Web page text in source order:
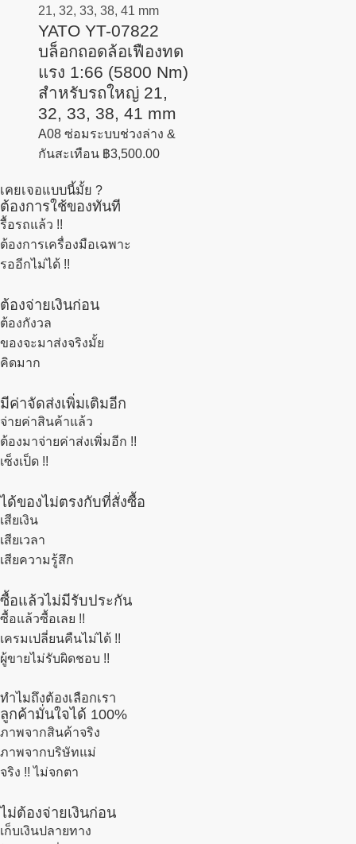
YATO YT-07822
บล็อกถอดล้อเฟืองทด
แรง 1:66 (5800 Nm)
สำหรับรถใหญ่ 21,
32, 33, 38, 41 mm
A08 ซ่อมระบบช่วงล่าง &
กันสะเทือน ฿3,500.00
เคยเจอแบบนี้มั้ย ?
ต้องการใช้ของทันที
รื้อรถแล้ว !!
ต้องการเครื่องมือเฉพาะ
รออีกไม่ได้ !!
ต้องจ่ายเงินก่อน
ต้องกังวล
ของจะมาส่งจริงมั้ย
คิดมาก
มีค่าจัดส่งเพิ่มเติมอีก
จ่ายค่าสินค้าแล้ว
ต้องมาจ่ายค่าส่งเพิ่มอีก !!
เซ็งเป็ด !!
ได้ของไม่ตรงกับที่สั่งซื้อ
เสียเงิน
เสียเวลา
เสียความรู้สึก
ซื้อแล้วไม่มีรับประกัน
ซื้อแล้วซื้อเลย !!
เครมเปลี่ยนคืนไม่ได้ !!
ผู้ขายไม่รับผิดชอบ !!
ทำไมถึงต้องเลือกเรา
ลูกค้ามั่นใจได้ 100%
ภาพจากสินค้าจริง
ภาพจากบริษัทแม่
จริง !! ไม่จกตา
ไม่ต้องจ่ายเงินก่อน
เก็บเงินปลายทาง